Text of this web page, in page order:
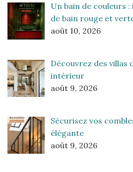
Un bain de couleurs
de bain rouge et
août 10, 2026
Découvrez des villas
intérieur
août 9, 2026
Sécurisez vos
élégante
août 9, 2026